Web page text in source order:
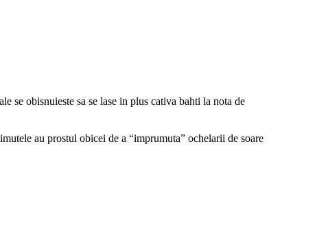
se obisnuieste sa se lase in plus cativa bahti la nota de
au prostul obicei de a “imprumuta” ochelarii de soare